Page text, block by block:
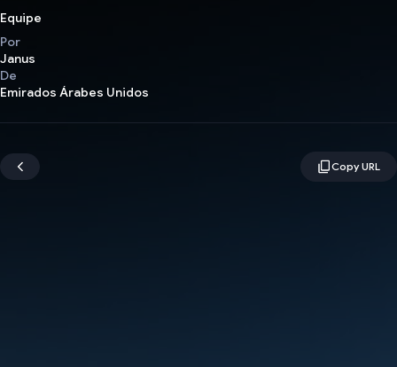
Equipe
Por
Janus
De
Emirados Árabes Unidos